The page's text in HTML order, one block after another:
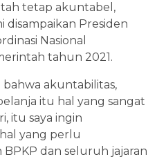
tetap akuntabel,
disampaikan Presiden
Nasional
tahun 2021.
bahwa akuntabilitas,
itu hal yang sangat
itu saya ingin
yang perlu
dan seluruh jajaran